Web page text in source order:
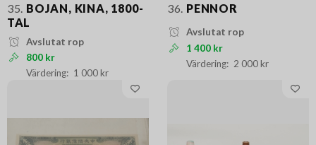
35. BOJAN, KINA, 1800-
TAL
Avslutat rop
800 kr
1 000 kr
36. PENNOR
Avslutat rop
1 400 kr
2 000 kr